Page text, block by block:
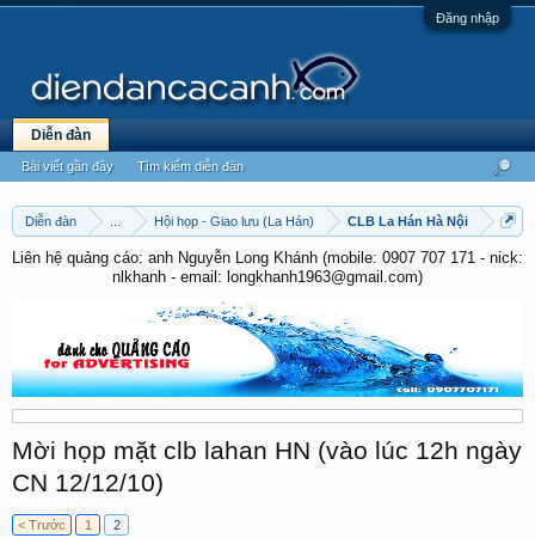
Đăng nhập
Diễn đàn Hội họp - Giao lưu (La Hán) CLB La Hán Hà Nội
Liên hệ quảng cáo: anh Nguyễn Long Khánh (mobile: 0907 707 171 - nick:
nlkhanh - email: longkhanh1963@gmail.com)
Mời họp mặt clb lahan HN (vào lúc 12h ngày
CN 12/12/10)
< Trước 1 2
Diễn đàn
Bài viết gần đây Tìm kiếm diễn đàn